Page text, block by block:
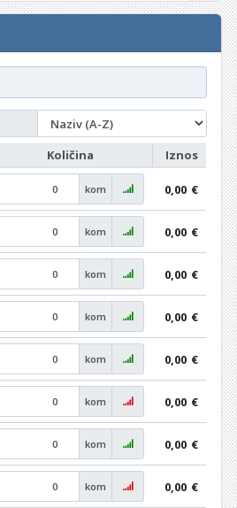
Količina Iznos
kom 0,00 €
kom 0,00 €
kom 0,00 €
kom 0,00 €
kom 0,00 €
kom 0,00 €
kom 0,00 €
kom 0,00 €